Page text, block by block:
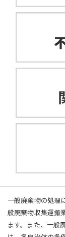
一般廃棄物の処理
般廃棄物収集運搬
ます。また、一般